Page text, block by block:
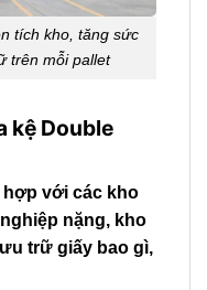
tích kho, tăng sức
trên mỗi pallet
kệ Double
hợp với các kho
nặng, kho
trữ giấy bao gì,